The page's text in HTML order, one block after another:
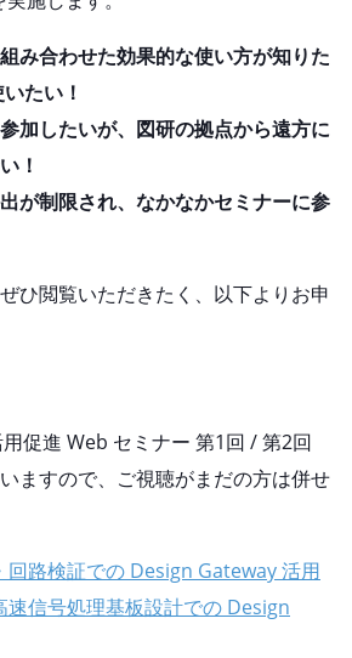
み合わせた効果的な使い方が知りた
たい！
加したいが、図研の拠点から遠方に
！
が制限され、なかなかセミナーに参
ひ閲覧いただきたく、以下よりお申
促進 Web セミナー 第1回 / 第2回
ますので、ご視聴がまだの方は併せ
回路検証での Design Gateway 活用
速信号処理基板設計での Design